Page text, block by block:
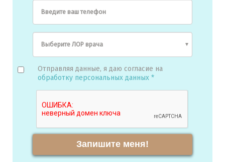
Введите ваш телефон
Отправляя данные, я даю согласие на
обработку персональных данных *
Запишите меня!